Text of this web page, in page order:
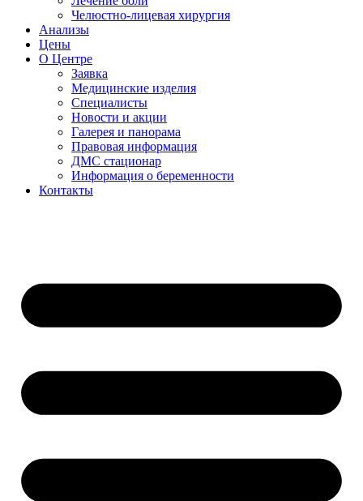
Челюстно-лицевая хирургия
Анализы
Цены
О Центре
Заявка
Медицинские изделия
Специалисты
Новости и акции
Галерея и панорама
Правовая информация
ДМС стационар
Информация о беременности
Контакты